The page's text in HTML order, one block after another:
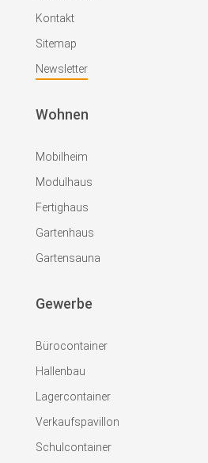
Kontakt
Sitemap
Newsletter
Wohnen
Mobilheim
Modulhaus
Fertighaus
Gartenhaus
Gartensauna
Gewerbe
Bürocontainer
Hallenbau
Lagercontainer
Verkaufspavillon
Schulcontainer